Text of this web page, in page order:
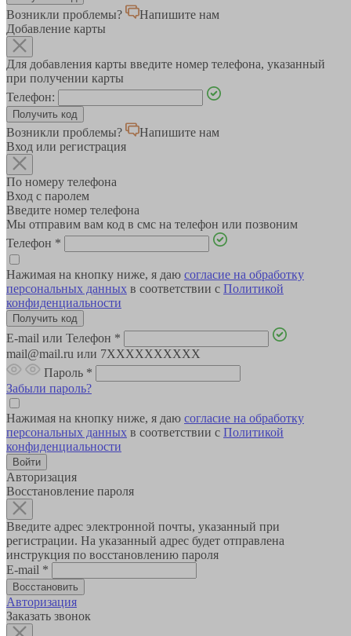
Возникли проблемы?
Напишите нам
Добавление карты
Для добавления карты введите номер телефона, указанный
при получении карты
Телефон:
Возникли проблемы?
Напишите нам
Вход или регистрация
По номеру телефона
Вход с паролем
Введите номер телефона
Мы отправим вам код в смс на телефон или позвоним
Телефон *
Нажимая на кнопку ниже, я даю согласие на обработку
персональных данных в соответствии с Политикой
конфиденциальности
E-mail или Телефон *
mail@mail.ru или 7XXXXXXXXXX
Пароль *
Забыли пароль?
Нажимая на кнопку ниже, я даю согласие на обработку
персональных данных в соответствии с Политикой
конфиденциальности
Авторизация
Восстановление пароля
Введите адрес электронной почты, указанный при
регистрации. На указанный адрес будет отправлена
инструкция по восстановлению пароля
E-mail *
Авторизация
Заказать звонок